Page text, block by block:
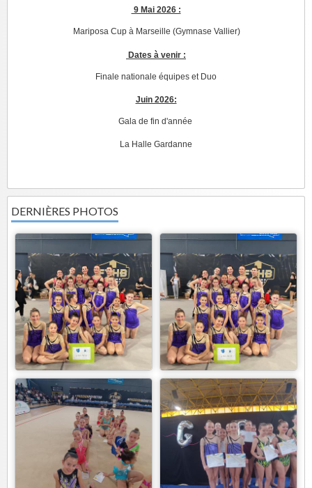
9 Mai 2026 :
Mariposa Cup à Marseille (Gymnase Vallier)
Dates à venir :
Finale nationale équipes et Duo
Juin 2026:
Gala de fin d'année
La Halle Gardanne
DERNIÈRES PHOTOS